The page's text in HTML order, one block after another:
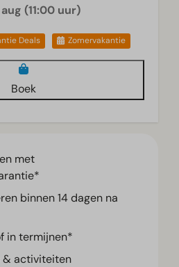
aug (11:00 uur)
Deals Zomervakantie
Boek
met
binnen 14 dagen na
in termijnen*
& activiteiten